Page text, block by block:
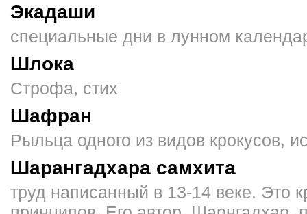
Экадаши
специальные дни в лунном
Шлока
Строфа, стих
Шафран
Рыльца одного из ви­дов крокусов,
Шарангадхара самхита
труд написанный в 13-14 веке. Это